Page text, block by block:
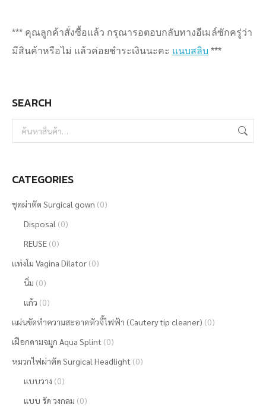
The
on
the
40
บาท
*** คุณลูกค้าสั่งซื้อแล้ว กรุณารอตอบกลับทางอีเมล์ซักครู่ว่า
มีสินค้าหรือไม่ แล้วค่อยชำระเงินนะคะ แนบสลิบ ***
SEARCH
CATEGORIES
ชุดผ่าตัด Surgical gown (0)
Disposal (0)
REUSE (0)
แท่งโม Vagina Dilator (0)
นิ่ม (0)
แก้ว (0)
แผ่นขัดทำความสะอาดหัวจี้ไฟฟ้า (Cautery tip cleaner) (0)
เฝือกดามจมูก Aqua Splint (0)
หมวกไฟผ่าตัด Surgical Headlight (0)
แบบวาง (0)
แบบ รัด วงกลม (0)